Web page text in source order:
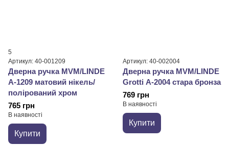
5
Артикул: 40-001209
Дверна ручка MVM/LINDE
А-1209 матовий нікель/
полірований хром
765 грн
В наявності
Купити
Артикул: 40-002004
Дверна ручка MVM/LINDE
Grotti А-2004 стара бронза
769 грн
В наявності
Купити